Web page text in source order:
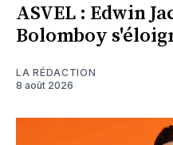
ASVEL : Edwin
Bolomboy
LA RÉDACTION
8 août 2026